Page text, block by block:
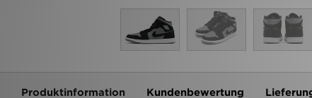
Produktinformation Kundenbewertung